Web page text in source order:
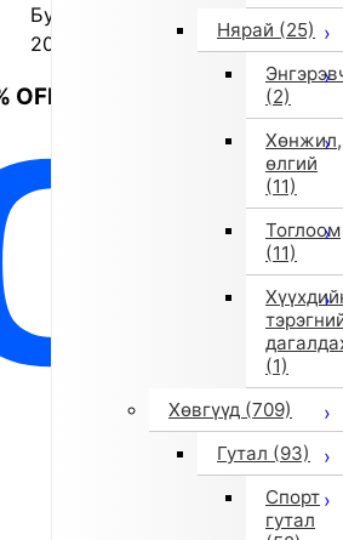
Нярай (25)
(2)
Хөнжил,
өлгий
(11)
Тоглоом
(11)
(1)
Хөвгүүд (709)
Гутал (93)
Спорт
гутал
Бусад (10)
2025 оны намар/өвөл
OFF Tokyo fashion